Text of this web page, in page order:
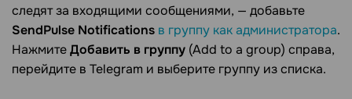
следят за входящими сообщениями, — добавьте
SendPulse Notifications в группу как администратора.
НажмитеДобавить в группу (Add to a group) справа,
перейдите в Telegram и выберите группу из списка.